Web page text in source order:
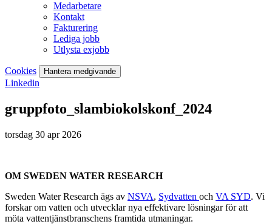
Medarbetare
Kontakt
Fakturering
Lediga jobb
Utlysta exjobb
Cookies Hantera medgivande
Linkedin
gruppfoto_slambiokolskonf_2024
torsdag 30 apr 2026
OM SWEDEN WATER RESEARCH
Sweden Water Research ägs av NSVA, Sydvatten och VA SYD. Vi
forskar om vatten och utvecklar nya effektivare lösningar för att
möta vattentjänstbranschens framtida utmaningar.